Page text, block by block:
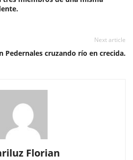
Next article
Pedernales cruzando río en crecida.
Florian